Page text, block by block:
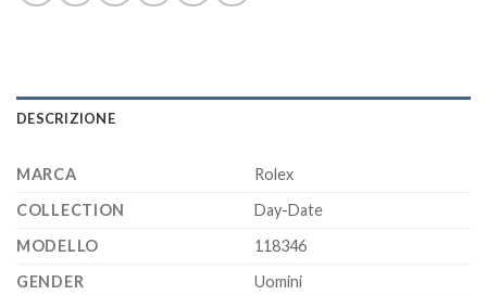
DESCRIZIONE
MARCA
Rolex
COLLECTION
Day-Date
MODELLO
118346
GENDER
Uomini